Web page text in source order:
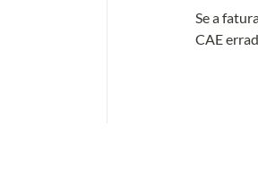
Se a
CAE